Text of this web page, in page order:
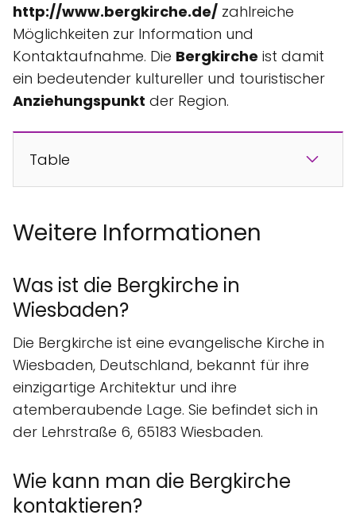
http://www.bergkirche.de/ zahlreiche
Möglichkeiten zur Information und
Kontaktaufnahme. Die Bergkirche ist damit
ein bedeutender kultureller und touristischer
Anziehungspunkt der Region.
Table
Weitere Informationen
Was ist die Bergkirche in
Wiesbaden?
Die Bergkirche ist eine evangelische Kirche in
Wiesbaden, Deutschland, bekannt für ihre
einzigartige Architektur und ihre
atemberaubende Lage. Sie befindet sich in
der Lehrstraße 6, 65183 Wiesbaden.
Wie kann man die Bergkirche
kontaktieren?